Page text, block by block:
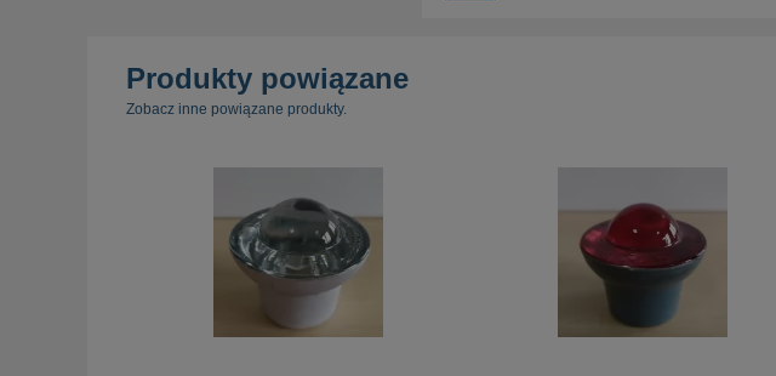
Produkty powiązane
Zobacz inne powiązane produkty.